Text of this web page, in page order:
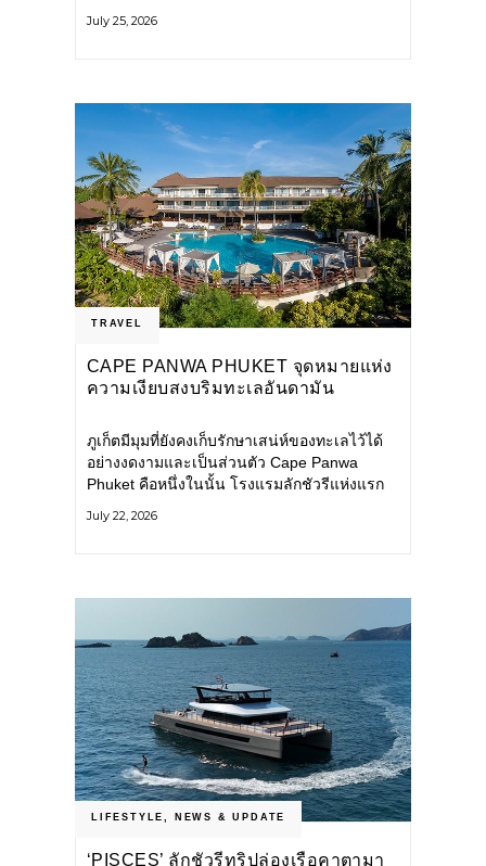
โครงสร้างพื้นฐาน
July 25, 2026
TRAVEL
CAPE PANWA PHUKET จุดหมายแห่ง
ความเงียบสงบริมทะเลอันดามัน
ภูเก็ตมีมุมที่ยังคงเก็บรักษาเสน่ห์ของทะเลไว้ได้
อย่างงดงามและเป็นส่วนตัว Cape Panwa
Phuket คือหนึ่งในนั้น โรงแรมลักชัวรีแห่งแรก
แหลมพันวา ทางตะวันออกเฉียงใต้ของเกาะ
July 22, 2026
LIFESTYLE, NEWS & UPDATE
‘PISCES’ ลักชัวรีทริปล่องเรือคาตามา